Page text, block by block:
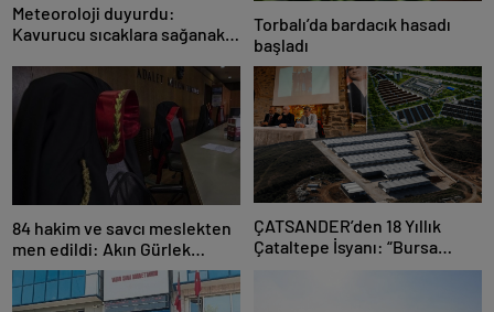
Meteoroloji duyurdu:
Kavurucu sıcaklara sağanak
Torbalı’da bardacık hasadı
başladı
84 hakim ve savcı meslekten
men edildi: Akın Gürlek
açıkladı
ÇATSANDER’den 18 Yıllık
Çataltepe İsyanı: “Bursa
Esnafını Kim 18 Yıldır Mağdur